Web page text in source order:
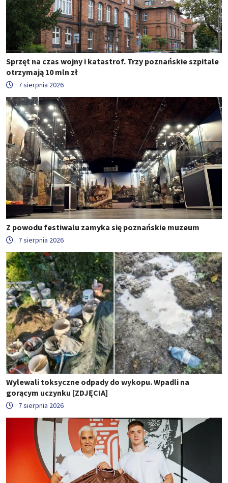
Sprzęt na czas wojny i katastrof. Trzy poznańskie szpitale
otrzymają 10 mln zł
7 sierpnia 2026
Z powodu festiwalu zamyka się poznańskie muzeum
7 sierpnia 2026
Wylewali toksyczne odpady do wykopu. Wpadli na
gorącym uczynku [ZDJĘCIA]
7 sierpnia 2026